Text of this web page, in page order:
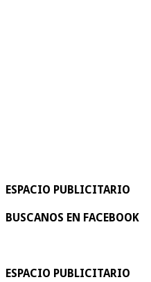
ESPACIO PUBLICITARIO
BUSCANOS EN FACEBOOK
ESPACIO PUBLICITARIO